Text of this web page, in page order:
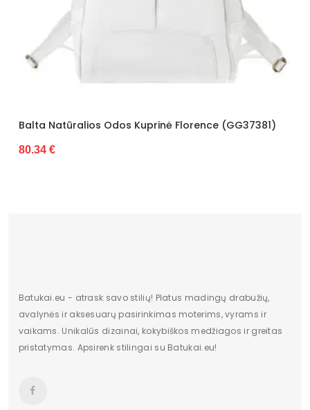
Florence (GG37381)
Batukai.eu - atrask savo stilių! Platus madingų drabužių,
avalynės ir aksesuarų pasirinkimas moterims, vyrams ir
vaikams. Unikalūs dizainai, kokybiškos medžiagos ir greitas
pristatymas. Apsirenk stilingai su Batukai.eu!